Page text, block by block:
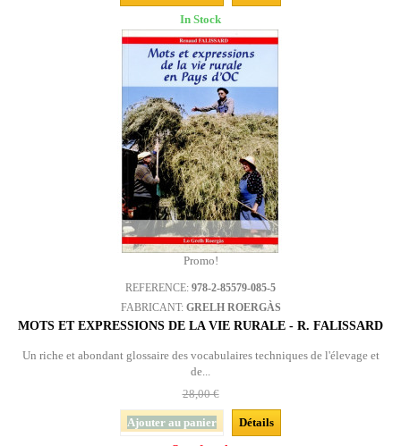
In Stock
Promo!
REFERENCE: 978-2-85579-085-5
FABRICANT: GRELH ROERGÀS
MOTS ET EXPRESSIONS DE LA VIE RURALE - R. FALISSARD
Un riche et abondant glossaire des vocabulaires techniques de l'élevage et
de...
28,00 €
Ajouter au panier
Détails